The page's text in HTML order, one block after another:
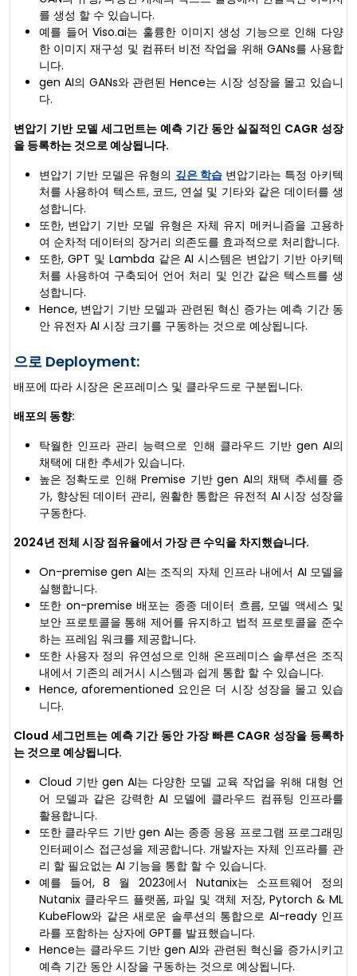
를 생성 할 수 있습니다.
예를 들어 Viso.ai는 훌륭한 이미지 생성 기능으로 인해 다양
한 이미지 재구성 및 컴퓨터 비전 작업을 위해 GANs를 사용합
니다.
gen AI의 GANs와 관련된 Hence는 시장 성장을 몰고 있습니
다.
변압기 기반 모델 세그먼트는 예측 기간 동안 실질적인 CAGR 성장
을 등록하는 것으로 예상됩니다.
변압기 기반 모델은 유형의 깊은 학습변압기라는 특정 아키텍
처를 사용하여 텍스트, 코드, 연설 및 기타와 같은 데이터를 생
성합니다.
또한, 변압기 기반 모델 유형은 자체 유지 메커니즘을 고용하
여 순차적 데이터의 장거리 의존도를 효과적으로 처리합니다.
또한, GPT 및 Lambda 같은 AI 시스템은 변압기 기반 아키텍
처를 사용하여 구축되어 언어 처리 및 인간 같은 텍스트를 생
성합니다.
Hence, 변압기 기반 모델과 관련된 혁신 증가는 예측 기간 동
안 유전자 AI 시장 크기를 구동하는 것으로 예상됩니다.
으로 Deployment:
배포에 따라 시장은 온프레미스 및 클라우드로 구분됩니다.
배포의 동향:
탁월한 인프라 관리 능력으로 인해 클라우드 기반 gen AI의
채택에 대한 추세가 있습니다.
높은 정확도로 인해 Premise 기반 gen AI의 채택 추세를 증
가, 향상된 데이터 관리, 원활한 통합은 유전적 AI 시장 성장을
구동한다.
2024년 전체 시장 점유율에서 가장 큰 수익을 차지했습니다.
On-premise gen AI는 조직의 자체 인프라 내에서 AI 모델을
실행합니다.
또한 on-premise 배포는 종종 데이터 흐름, 모델 액세스 및
보안 프로토콜을 통해 제어를 유지하고 법적 프로토콜을 준수
하는 프레임 워크를 제공합니다.
또한 사용자 정의 유연성으로 인해 온프레미스 솔루션은 조직
내에서 기존의 레거시 시스템과 쉽게 통합 할 수 있습니다.
Hence, aforementioned 요인은 더 시장 성장을 몰고 있습
니다.
Cloud 세그먼트는 예측 기간 동안 가장 빠른 CAGR 성장을 등록하
는 것으로 예상됩니다.
Cloud 기반 gen AI는 다양한 모델 교육 작업을 위해 대형 언
어 모델과 같은 강력한 AI 모델에 클라우드 컴퓨팅 인프라를
활용합니다.
또한 클라우드 기반 gen AI는 종종 응용 프로그램 프로그래밍
인터페이스 접근성을 제공합니다. 개발자는 자체 인프라를 관
리 할 필요없는 AI 기능을 통합 할 수 있습니다.
예를 들어, 8 월 2023에서 Nutanix는 소프트웨어 정의
Nutanix 클라우드 플랫폼, 파일 및 객체 저장, Pytorch & ML
KubeFlow와 같은 새로운 솔루션의 통합으로 AI-ready 인프
라를 포함하는 상자에 GPT를 발표했습니다.
Hence는 클라우드 기반 gen AI와 관련된 혁신을 증가시키고
예측 기간 동안 시장을 구동하는 것으로 예상됩니다.